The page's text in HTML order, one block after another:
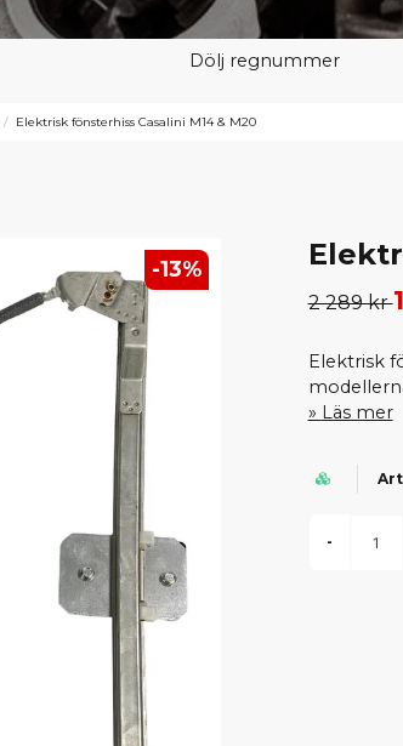
Dölj regnummer
Elektrisk fönsterhiss Casalini M14 & M20
-13%
2 289 kr
Elektrisk
Läs mer
-